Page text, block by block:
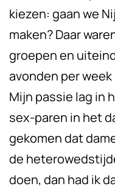
kiezen: gaan we
maken? Daar
groepen en
avonden per
Mijn passie lag in
sex-paren in het
gekomen dat
de
doen, dan had ik